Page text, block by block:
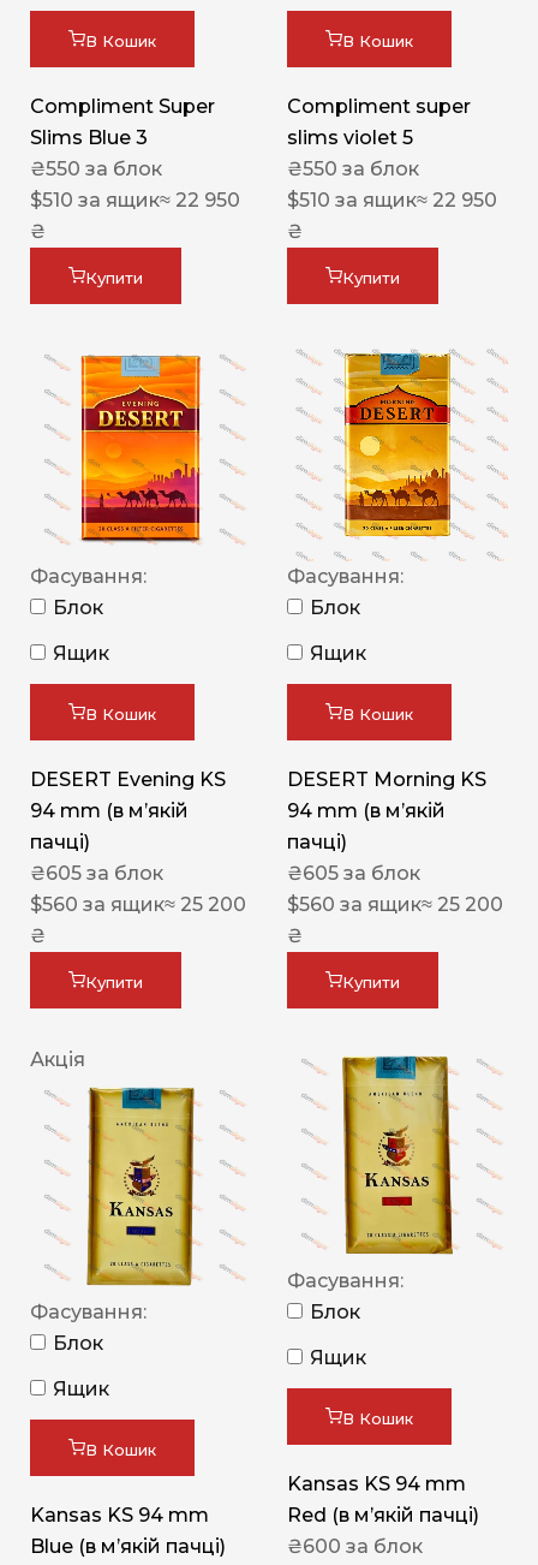
В Кошик
Compliment Super
Slims Blue 3
₴550 за блок
$510 за ящик≈ 22 950
₴
Купити
В Кошик
Compliment super
slims violet 5
₴550 за блок
$510 за ящик≈ 22 950
₴
Купити
Фасування:
Блок
Ящик
В Кошик
DESERT Evening KS
94 mm (в мʼякій
пачці)
₴605 за блок
$560 за ящик≈ 25 200
₴
Купити
Фасування:
Блок
Ящик
В Кошик
DESERT Morning KS
94 mm (в мʼякій
пачці)
₴605 за блок
$560 за ящик≈ 25 200
₴
Купити
Акція
Фасування:
Блок
Ящик
В Кошик
Kansas KS 94 mm
Blue (в мʼякій пачці)
Фасування:
Блок
Ящик
В Кошик
Kansas KS 94 mm
Red (в мʼякій пачці)
₴600 за блок